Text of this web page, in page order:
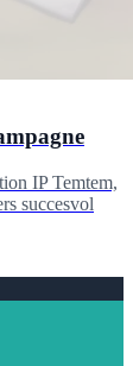
IP Temtem,
succesvol